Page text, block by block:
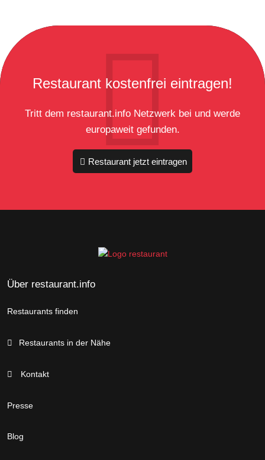
Restaurant kostenfrei eintragen!
Tritt dem restaurant.info Netzwerk bei und werde
europaweit gefunden.
Restaurant jetzt eintragen
Über restaurant.info
Restaurants finden
Restaurants in der Nähe
Kontakt
Presse
Blog